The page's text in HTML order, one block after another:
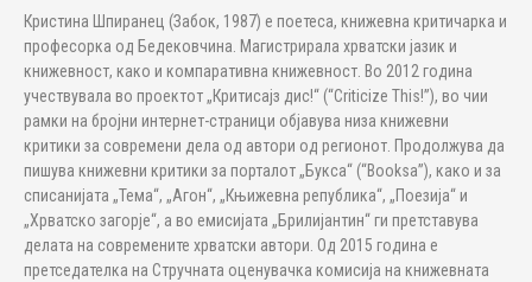
Кристина Шпиранец (Забок, 1987) е поетеса, книжевна критичарка и
професорка од Бедековчина. Магистрирала хрватски јазик и
книжевност, како и компаративна книжевност. Во 2012 година
учествувала во проектот „Критисајз дис!“ (“Criticize This!”), во чии
рамки на бројни интернет-страници објавува низа книжевни
критики за современи дела од автори од регионот. Продолжува да
пишува книжевни критики за порталот „Букса“ (“Booksa”), како и за
списанијата „Тема“, „Агон“, „Књижевна република“, „Поезија“ и
„Хрватско загорје“, а во емисијата „Брилијантин“ ги претставува
делата на современите хрватски автори. Од 2015 година е
претседателка на Стручната оценувачка комисија на книжевната